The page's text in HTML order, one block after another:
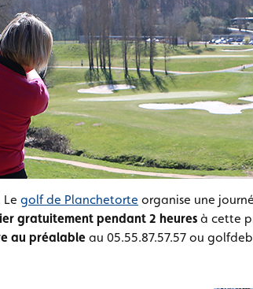
Le golf de Planchetorte organise une
gratuitement pendant 2 heures à cette
au préalable au 05.55.87.57.57 ou